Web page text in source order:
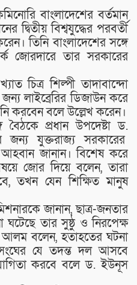
বাংলাদেশের বর্তমান
দ্বিতীয় বিশ্বযুদ্ধের পরবর্তী
তিনি বাংলাদেশের সঙ্গে
জোরদারে তার সরকারের
চিত্র শিল্পী তাদাবান্দো
লাইব্রেরির ডিজাউন করে
করবেন বলে উল্লেখ করেন।
বৈঠকে প্রধান উপদেষ্টা ড.
জন্য যুক্তরাজ্য সরকারের
জানান। বিশেষ করে
জোর দিয়ে বলেন, তারা
তখন যেন শিক্ষিত মানুষ
জানান, ছাত্র-জনতার
ঘটেছে তার সুষ্ঠু ও নিরপেক্ষ
বলেন, হতাহতের ঘটনা
যে তদন্ত দল আসবে
করবে বলে ড. ইউনূস